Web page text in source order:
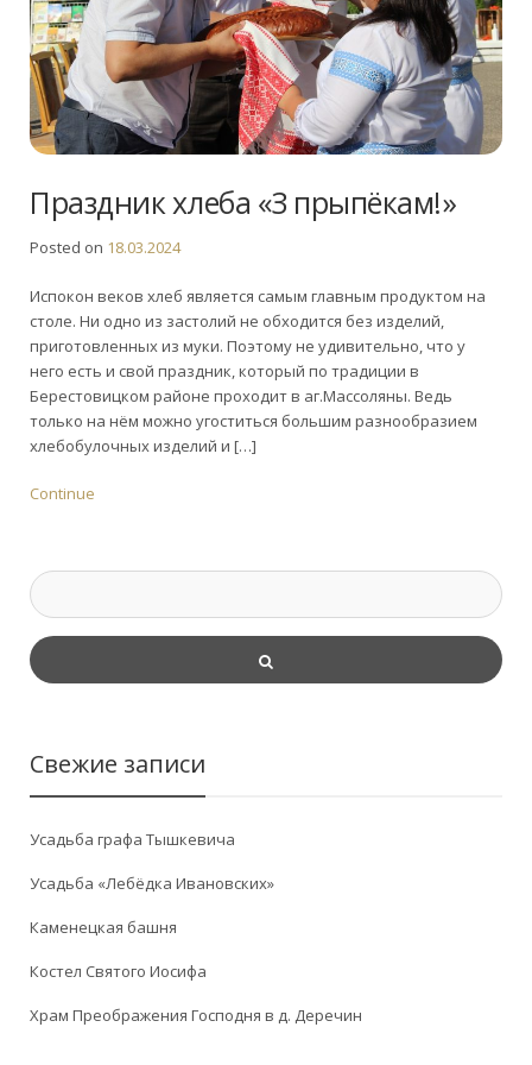
Праздник хлеба «З прыпёкам!»
Posted on 18.03.2024
Испокон веков хлеб является самым главным продуктом на
столе. Ни одно из застолий не обходится без изделий,
приготовленных из муки. Поэтому не удивительно, что у
него есть и свой праздник, который по традиции в
Берестовицком районе проходит в аг.Массоляны. Ведь
только на нём можно угоститься большим разнообразием
хлебобулочных изделий и […]
Continue
Свежие записи
Усадьба графа Тышкевича
Усадьба «Лебёдка Ивановских»
Каменецкая башня
Костел Святого Иосифа
Храм Преображения Господня в д. Деречин